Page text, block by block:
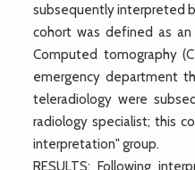
subsequently interpreted
cohort was defined as
Computed tomography
emergency department
teleradiology were
radiology specialist; this
interpretation" group.
RESULTS: Following